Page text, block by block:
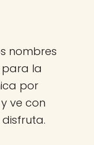
nombres
la
por
ve con